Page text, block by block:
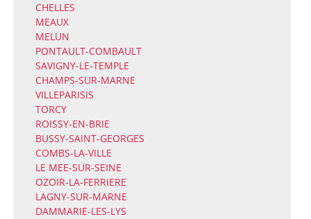
CHELLES
MEAUX
MELUN
PONTAULT-COMBAULT
SAVIGNY-LE-TEMPLE
CHAMPS-SUR-MARNE
VILLEPARISIS
TORCY
ROISSY-EN-BRIE
BUSSY-SAINT-GEORGES
COMBS-LA-VILLE
LE MEE-SUR-SEINE
OZOIR-LA-FERRIERE
LAGNY-SUR-MARNE
DAMMARIE-LES-LYS